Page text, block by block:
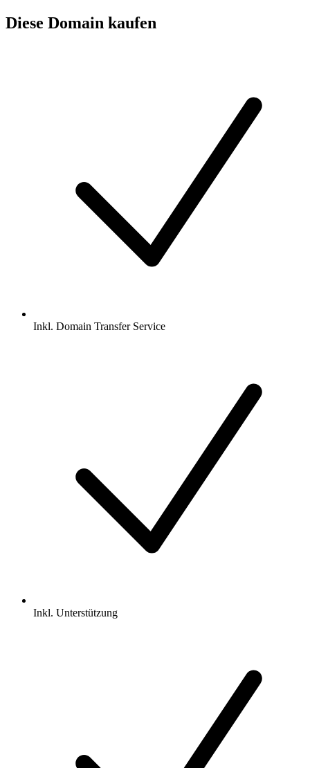
Diese Domain kaufen
Inkl. Domain Transfer Service
Inkl. Unterstützung